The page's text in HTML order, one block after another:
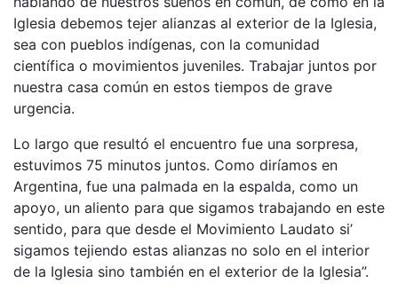
Iglesia debemos tejer alianzas al exterior de la Iglesia,
sea con pueblos indígenas, con la comunidad
científica o movimientos juveniles. Trabajar juntos por
nuestra casa común en estos tiempos de grave
urgencia.
Lo largo que resultó el encuentro fue una sorpresa,
estuvimos 75 minutos juntos. Como diríamos en
Argentina, fue una palmada en la espalda, como un
apoyo, un aliento para que sigamos trabajando en este
sentido, para que desde el Movimiento Laudato si’
sigamos tejiendo estas alianzas no solo en el interior
de la Iglesia sino también en el exterior de la Iglesia”.